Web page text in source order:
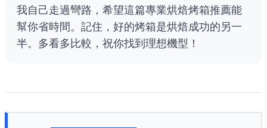
我自己走過彎路，希望這篇專業烘焙烤箱推薦能
幫你省時間。記住，好的烤箱是烘焙成功的另一
半。多看多比較，祝你找到理想機型！